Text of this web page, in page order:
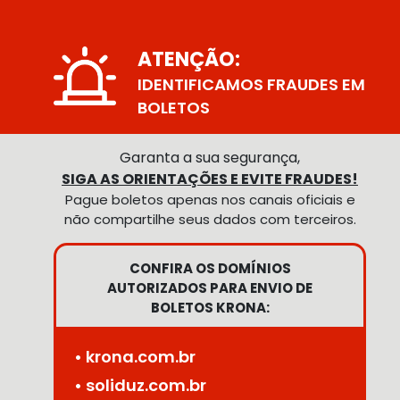
ATENÇÃO:
IDENTIFICAMOS FRAUDES EM
BOLETOS
Garanta a sua segurança,
SIGA AS ORIENTAÇÕES E EVITE FRAUDES!
Pague boletos apenas nos canais oficiais e
não compartilhe seus dados com terceiros.
CONFIRA OS DOMÍNIOS
AUTORIZADOS PARA ENVIO DE
BOLETOS KRONA:
• krona.com.br
• soliduz.com.br